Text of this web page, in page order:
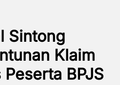
Sintong
Klaim
BPJS